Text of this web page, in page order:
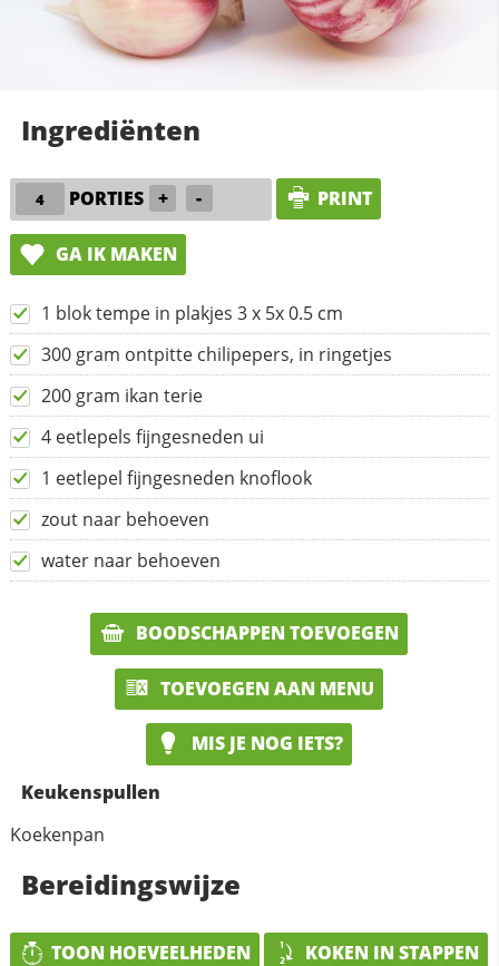
Ingrediënten
PORTIES + - PRINT
GA IK MAKEN
1 blok tempe in plakjes 3 x 5x 0.5 cm
300 gram ontpitte chilipepers, in ringetjes
200 gram ikan terie
4 eetlepels fijngesneden ui
1 eetlepel fijngesneden knoflook
zout naar behoeven
water naar behoeven
BOODSCHAPPEN TOEVOEGEN
TOEVOEGEN AAN MENU
MIS JE NOG IETS?
Keukenspullen
Koekenpan
Bereidingswijze
TOON HOEVEELHEDEN KOKEN IN STAPPEN